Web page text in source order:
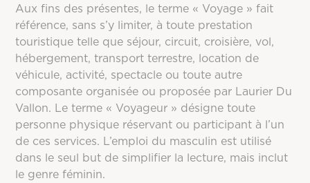
Aux fins des présentes, le terme « Voyage » fait
référence, sans s’y limiter, à toute prestation
touristique telle que séjour, circuit, croisière, vol,
hébergement, transport terrestre, location de
véhicule, activité, spectacle ou toute autre
composante organisée ou proposée par Laurier Du
Vallon. Le terme « Voyageur » désigne toute
personne physique réservant ou participant à l’un
de ces services. L’emploi du masculin est utilisé
dans le seul but de simplifier la lecture, mais inclut
le genre féminin.